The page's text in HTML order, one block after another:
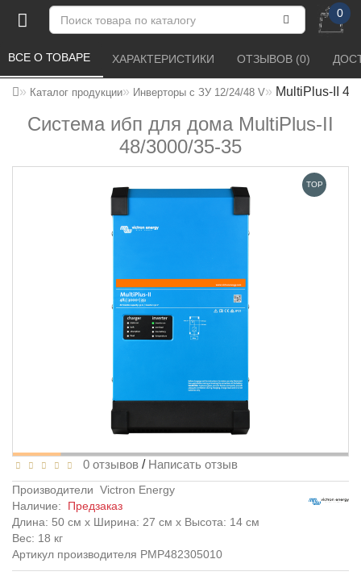
0
Каталог продукции Инверторы с ЗУ 12/24/48 V MultiPlus-II
Система ибп для дома MultiPlus-II
48/3000/35-35
ВСЕ О ТОВАРЕ ХАРАКТЕРИСТИКИ ОТЗЫВОВ (0)
TOP
0 отзывов / Написать отзыв
Производители Victron Energy
Наличие: Предзаказ
Длина: 50 см x Ширина: 27 см x Высота: 14 см
Вес: 18 кг
Артикул производителя PMP482305010